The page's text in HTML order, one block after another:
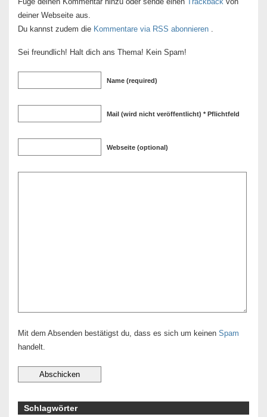
deiner Webseite aus.
Du kannst zudem die Kommentare via RSS abonnieren
Sei freundlich! Halt dich ans Thema! Kein Spam!
Name (required)
Mail (wird nicht veröffentlicht) * Pflichtfeld
Webseite (optional)
Mit dem Absenden bestätigst du, dass es sich um keinen Spam
handelt.
Schlagwörter